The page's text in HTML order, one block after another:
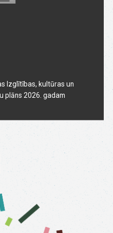
Izglītības, kultūras un
plāns 2026. gadam